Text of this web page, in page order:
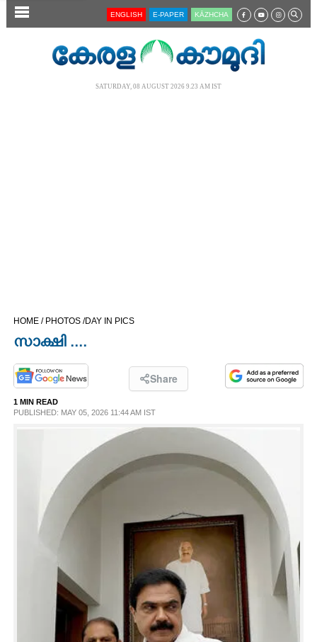
SECTIONS
OPINION
PHOTOS
SPIRITUAL
ENGLISH E-PAPER KĀZHCHA
SATURDAY, 08 AUGUST 2026 9.23 AM IST
HOME / PHOTOS /DAY IN PICS
സാക്ഷി ....
Share
1 MIN READ
PUBLISHED: MAY 05, 2026 11:44 AM IST